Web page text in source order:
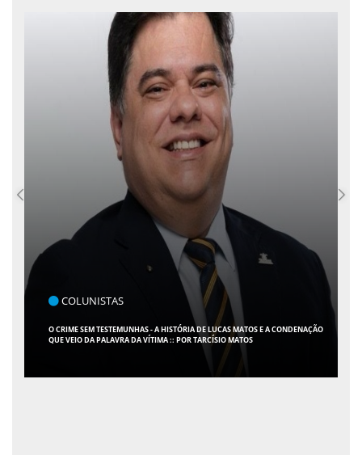
COLUNISTAS
O CRIME SEM TESTEMUNHAS - A HISTÓRIA DE LUCAS MATOS E A CONDENAÇÃO
QUE VEIO DA PALAVRA DA VÍTIMA :: POR TARCÍSIO MATOS